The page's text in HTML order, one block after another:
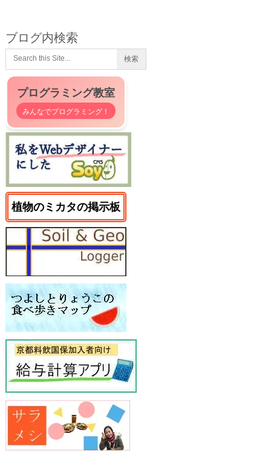
ブログ内検索
プログラミング教室
みんなでプログラミング！
植物のミカタの掲示板